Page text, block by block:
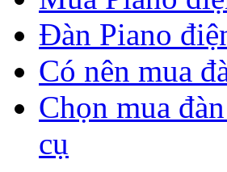
Đàn Piano
Có nên mua
Chọn mua
cụ